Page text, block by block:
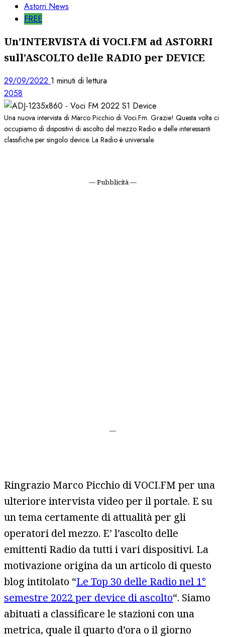
Astorri News
FREE
Un’INTERVISTA di VOCI.FM ad ASTORRI
sull’ASCOLTO delle RADIO per DEVICE
29/09/2022 1 minuti di lettura
2058
Una nuova intervista di Marco Picchio di Voci.Fm. Grazie! Questa volta ci
occupiamo di dispositivi di ascolto del mezzo Radio e delle interessanti
classifiche per singolo device. La Radio è universale.
— Pubblicità —
—
Ringrazio Marco Picchio di VOCI.FM per una
ulteriore intervista video per il portale. E su
un tema certamente di attualità per gli
operatori del mezzo. E’ l’ascolto delle
emittenti Radio da tutti i vari dispositivi. La
motivazione origina da un articolo di questo
blog intitolato “Le Top 30 delle Radio nel 1°
semestre 2022 per device di ascolto“. Siamo
abituati a classificare le stazioni con una
metrica, quale il quarto d’ora o il giorno